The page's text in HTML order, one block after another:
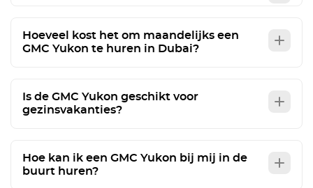
Hoeveel kost het om maandelijks een
GMC Yukon te huren in Dubai?
Is de GMC Yukon geschikt voor
gezinsvakanties?
Hoe kan ik een GMC Yukon bij mij in de
buurt huren?